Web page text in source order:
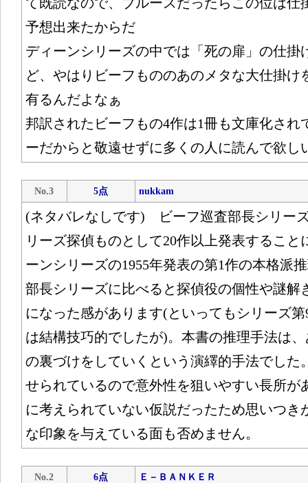
予想出来たからだ
ディーンシリーズの中では「死の扉」の仕掛
ど、やはりビーフもののあのメタな大仕掛け
有るんだよなぁ
邦訳されたビーフもの4作は1冊も文庫化され
ーだからと敬遠せずに多くの人に読んで欲し
No.3 5点 nukkam
(ネタバレなしです) ビーフ巡査部長シリー
リーズ探偵ものとして20作以上発表するこ
ーンシリーズの1955年発表の第1作の本格派
部長シリーズに比べると探偵役の個性や謎解
になった感があります(といってもシリーズ
は結構技巧的でしたが)。本書の推理手法は
の裏づけをしていくという演繹的手法でした
せられているので意外性を狙いやすい長所が
に考えられていない仮説だったため思いつき
な印象を与えている面も否めません。
No.2 6点 Ｅ－ＢＡＮＫＥＲ